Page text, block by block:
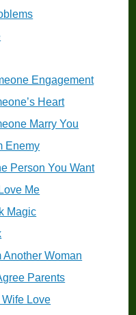
Engagement
Heart
Marry You
Enemy
Person You Want
Me
Magic
Another Woman
Parents
Love